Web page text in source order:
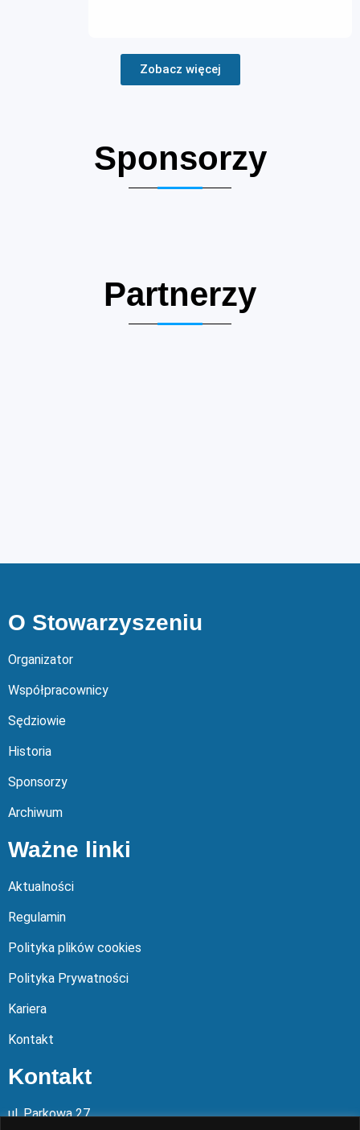
Zobacz więcej
Sponsorzy
Partnerzy
O Stowarzyszeniu
Organizator
Współpracownicy
Sędziowie
Historia
Sponsorzy
Archiwum
Ważne linki
Aktualności
Regulamin
Polityka plików cookies
Polityka Prywatności
Kariera
Kontakt
Kontakt
ul. Parkowa 27